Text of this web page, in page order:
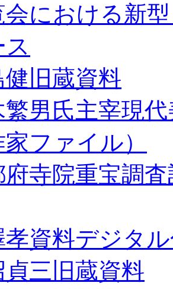
会における新
健旧蔵資料
繁男氏主宰現
家ファイル）
府寺院重宝調
孝資料デジタ
貞三旧蔵資料